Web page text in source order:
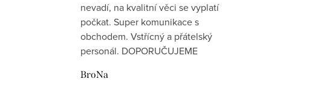
nevadí, na kvalitní věci se vyplatí
počkat. Super komunikace s
obchodem. Vstřícný a přátelský
personál. DOPORUČUJEME
BroNa